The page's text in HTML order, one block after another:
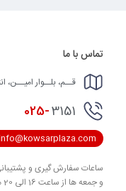
تماس با ما
قــم، بلــوار امیــن،
025-3151
ساعات سفارش گیری و پشتیبانی
و جمعه ها از ساعت 16 الی 20 می باشد .